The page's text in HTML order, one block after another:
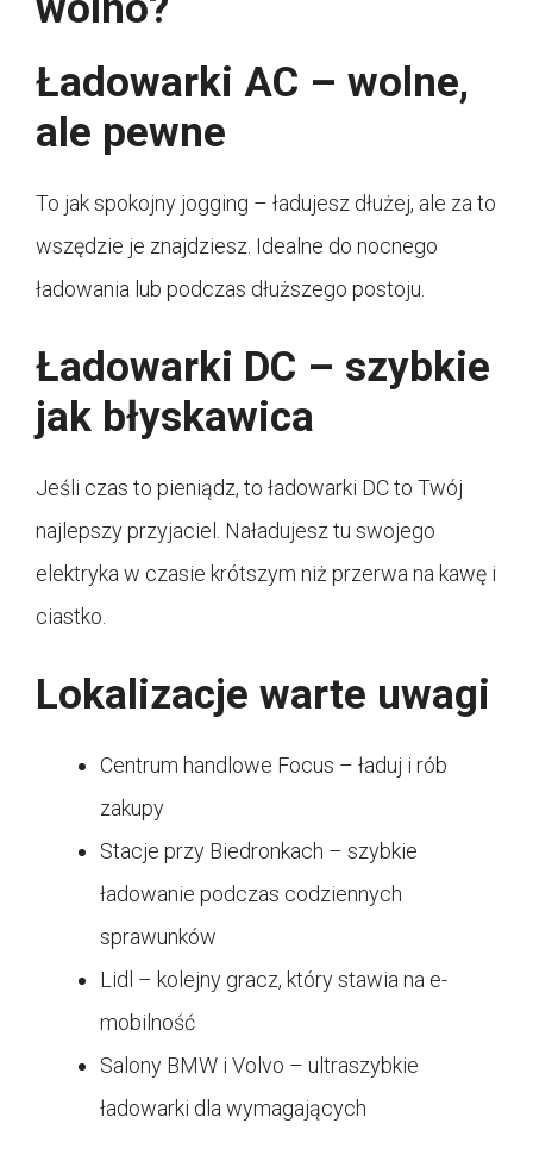
Ładowarki AC – wolne,
ale pewne
To jak spokojny jogging – ładujesz dłużej, ale za to
wszędzie je znajdziesz. Idealne do nocnego
ładowania lub podczas dłuższego postoju.
Ładowarki DC – szybkie
jak błyskawica
Jeśli czas to pieniądz, to ładowarki DC to Twój
najlepszy przyjaciel. Naładujesz tu swojego
elektryka w czasie krótszym niż przerwa na kawę i
ciastko.
Lokalizacje warte uwagi
Centrum handlowe Focus – ładuj i rób
zakupy
Stacje przy Biedronkach – szybkie
ładowanie podczas codziennych
sprawunków
Lidl – kolejny gracz, który stawia na e-
mobilność
Salony BMW i Volvo – ultraszybkie
ładowarki dla wymagających